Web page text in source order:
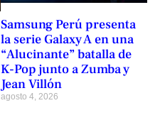
Samsung Perú presenta
la serie Galaxy A en una
“Alucinante” batalla de
K-Pop junto a Zumba y
Jean Villón
agosto 4, 2026